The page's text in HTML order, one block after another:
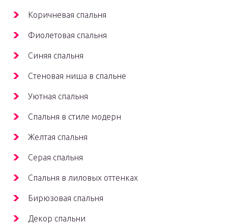
Коричневая спальня
Фиолетовая спальня
Синяя спальня
Стеновая ниша в спальне
Уютная спальня
Спальня в стиле модерн
Желтая спальня
Серая спальня
Спальня в лиловых оттенках
Бирюзовая спальня
Декор спальни